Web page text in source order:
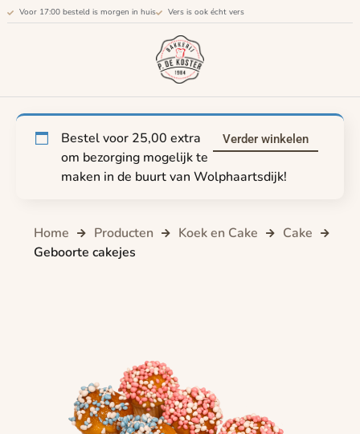
Voor 17:00 besteld is morgen in huis Vers is ook écht vers
Verder winkelen
Bestel voor 25,00 extra
om bezorging mogelijk te
maken in de buurt van Wolphaartsdijk!
Home Producten Koek en Cake
Cake
Geboorte cakejes